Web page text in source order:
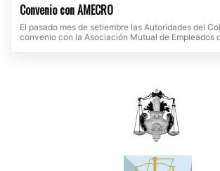
Convenio con AMECRO
El pasado mes de setiembre las Autoridades del
convenio con la Asociación Mutual de Empleados